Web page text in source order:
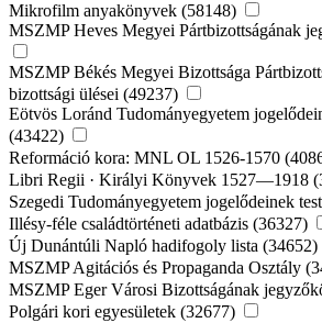
Mikrofilm anyakönyvek (58148)
MSZMP Heves Megyei Pártbizottságának
MSZMP Békés Megyei Bizottsága
bizottsági ülései (49237)
Eötvös Loránd Tudományegyetem
(43422)
Reformáció kora: MNL OL 1526-1570
Libri Regii · Királyi Könyvek 1527—1918
Szegedi Tudományegyetem jogelődeinek
Illésy-féle családtörténeti adatbázis (36327)
Új Dunántúli Napló hadifogoly lista (34652)
MSZMP Agitációs és Propaganda Osztály
MSZMP Eger Városi Bizottságának
Polgári kori egyesületek (32677)